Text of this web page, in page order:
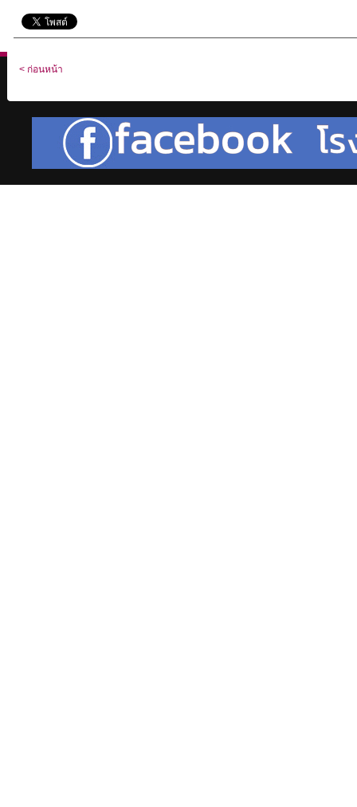
< ก่อนหน้า